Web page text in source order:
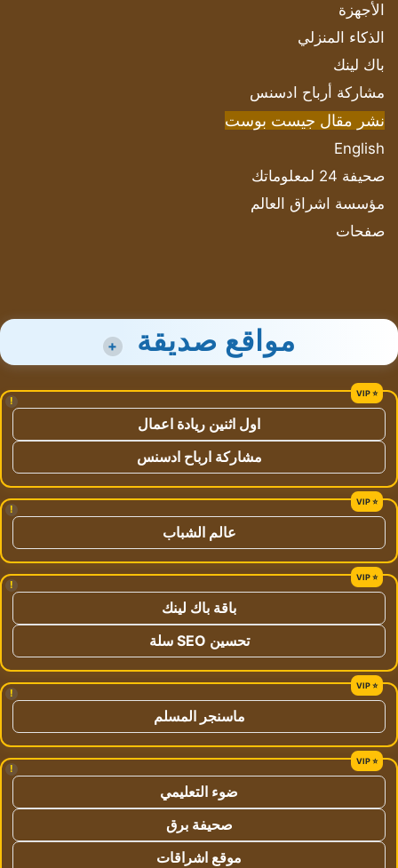
الأجهزة
الذكاء المنزلي
باك لينك
مشاركة أرباح ادسنس
نشر مقال جيست بوست
English
صحيفة 24 لمعلوماتك
مؤسسة اشراق العالم
صفحات
مواقع صديقة +
!
اول اثنين ريادة اعمال
مشاركة ارباح ادسنس
!
عالم الشباب
!
باقة باك لينك
تحسين SEO سلة
!
ماسنجر المسلم
!
ضوء التعليمي
صحيفة برق
موقع اشراقات